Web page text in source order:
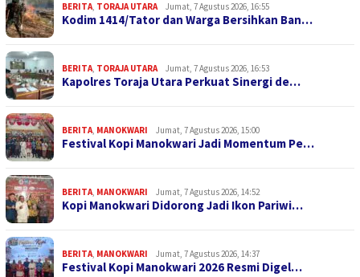
BERITA, TORAJA UTARA Jumat, 7 Agustus 2026, 16:55
Kodim 1414/Tator dan Warga Bersihkan Ban…
BERITA, TORAJA UTARA Jumat, 7 Agustus 2026, 16:53
Kapolres Toraja Utara Perkuat Sinergi de…
BERITA, MANOKWARI Jumat, 7 Agustus 2026, 15:00
Festival Kopi Manokwari Jadi Momentum Pe…
BERITA, MANOKWARI Jumat, 7 Agustus 2026, 14:52
Kopi Manokwari Didorong Jadi Ikon Pariwi…
BERITA, MANOKWARI Jumat, 7 Agustus 2026, 14:37
Festival Kopi Manokwari 2026 Resmi Digel…